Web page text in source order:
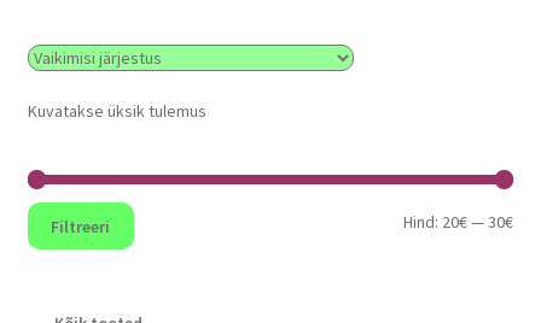
Kuvatakse üksik tulemus
Filtreeri Hind: 20€—30€